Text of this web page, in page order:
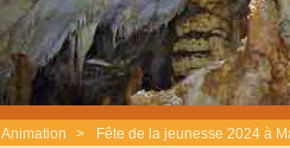
Animation > Fête de la jeunesse 2024 à